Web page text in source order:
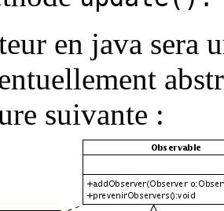
en java sera
suivante :